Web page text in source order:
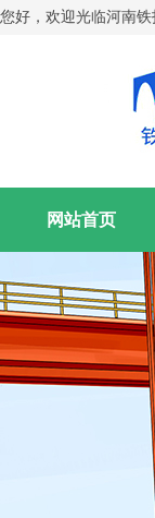
您好，欢迎光临河南
网站首页